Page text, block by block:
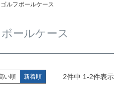
ルフボールケース
ールケース
い順 新着順 2件中 1-2件表示